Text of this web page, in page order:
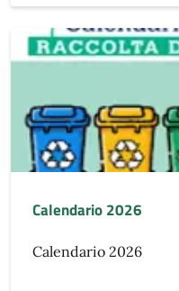
Calendario 2026
Calendario 2026